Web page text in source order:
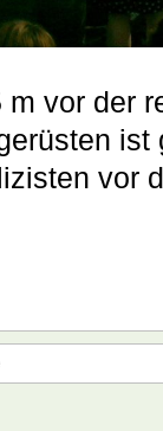
vor der
vor